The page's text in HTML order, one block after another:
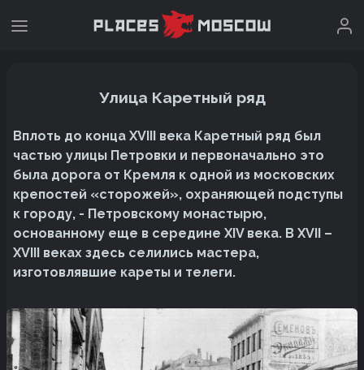
Улица Каретный ряд
Вплоть до конца XVIII века Каретный ряд был
частью улицы Петровки и первоначально это
была дорога от Кремля к одной из московских
крепостей «сторожей», охраняющей подступы
к городу, - Петровскому монастырю,
основанному еще в середине XIV века. В XVII –
XVIII веках здесь селились мастера,
изготовлявшие кареты и телеги.